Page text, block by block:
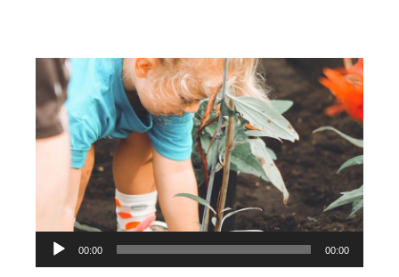
Аудиоплеер
00:00 00:00